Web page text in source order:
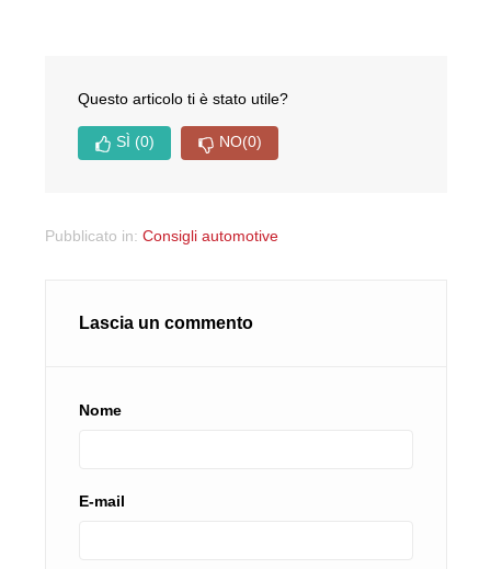
Questo articolo ti è stato utile?
SÌ (0) NO(0)
Pubblicato in: Consigli automotive
Lascia un commento
Nome
E-mail